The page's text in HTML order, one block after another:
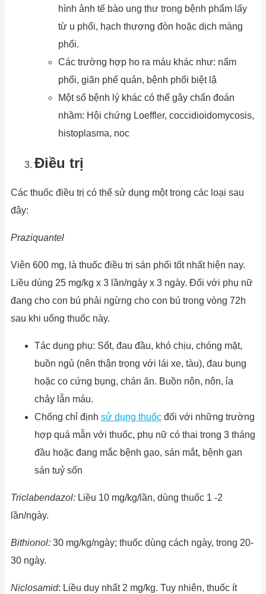
hình ảnh tế bào ung thư trong bệnh phẩm lấy
từ u phổi, hạch thượng đòn hoặc dịch màng
phổi.
Các trường hợp ho ra máu khác như: nấm
phổi, giãn phế quản, bệnh phổi biệt lậ
Một số bệnh lý khác có thể gây chẩn đoán
nhầm: Hội chứng Loeffler, coccidioidomycosis,
histoplasma, noc
Điều trị
Các thuốc điều trị có thể sử dụng một trong các loại sau
đây:
Praziquantel
Viên 600 mg, là thuốc điều trị sán phổi tốt nhất hiện nay.
Liều dùng 25 mg/kg x 3 lần/ngày x 3 ngày. Đối với phụ nữ
đang cho con bú phải ngừng cho con bú trong vòng 72h
sau khi uống thuốc này.
Tác dụng phụ: Sốt, đau đầu, khó chịu, chóng mặt,
buồn ngủ (nên thận trọng với lái xe, tàu), đau bụng
hoặc co cứng bụng, chán ăn. Buồn nôn, nôn, ỉa
chảy lẫn máu.
Chống chỉ định sử dụng thuốc đối với những trường
hợp quá mẫn với thuốc, phụ nữ có thai trong 3 tháng
đầu hoặc đang mắc bệnh gạo, sán mắt, bệnh gan
sán tuỷ sốn
Triclabendazol: Liều 10 mg/kg/lần, dùng thuốc 1 -2
lần/ngày.
Bithionol: 30 mg/kg/ngày; thuốc dùng cách ngày, trong 20-
30 ngày.
Niclosamid: Liều duy nhất 2 mg/kg. Tuy nhiên, thuốc ít